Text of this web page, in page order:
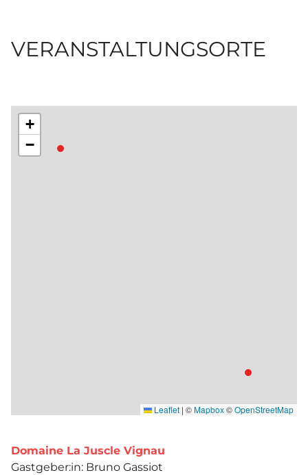
VERANSTALTUNGSORTE
+
−
Leaflet | ©Mapbox©OpenStreetMap
Domaine La Juscle Vignau
Gastgeber:in: Bruno Gassiot